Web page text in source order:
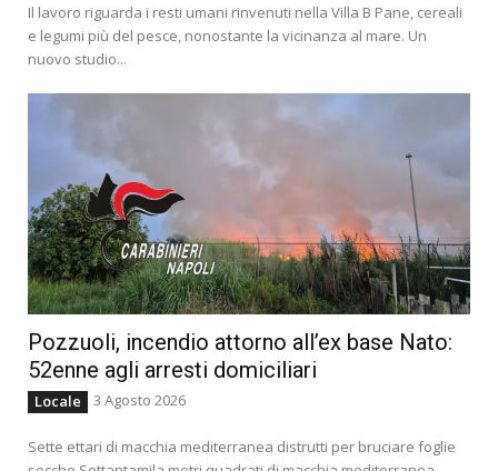
Il lavoro riguarda i resti umani rinvenuti nella Villa B Pane, cereali
e legumi più del pesce, nonostante la vicinanza al mare. Un
nuovo studio...
Pozzuoli, incendio attorno all’ex base Nato:
52enne agli arresti domiciliari
Locale 3 Agosto 2026
Sette ettari di macchia mediterranea distrutti per bruciare foglie